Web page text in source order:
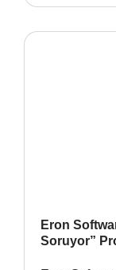
Eron
Soruyor”